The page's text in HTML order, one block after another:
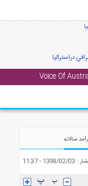
سالانه
03 - 11:37